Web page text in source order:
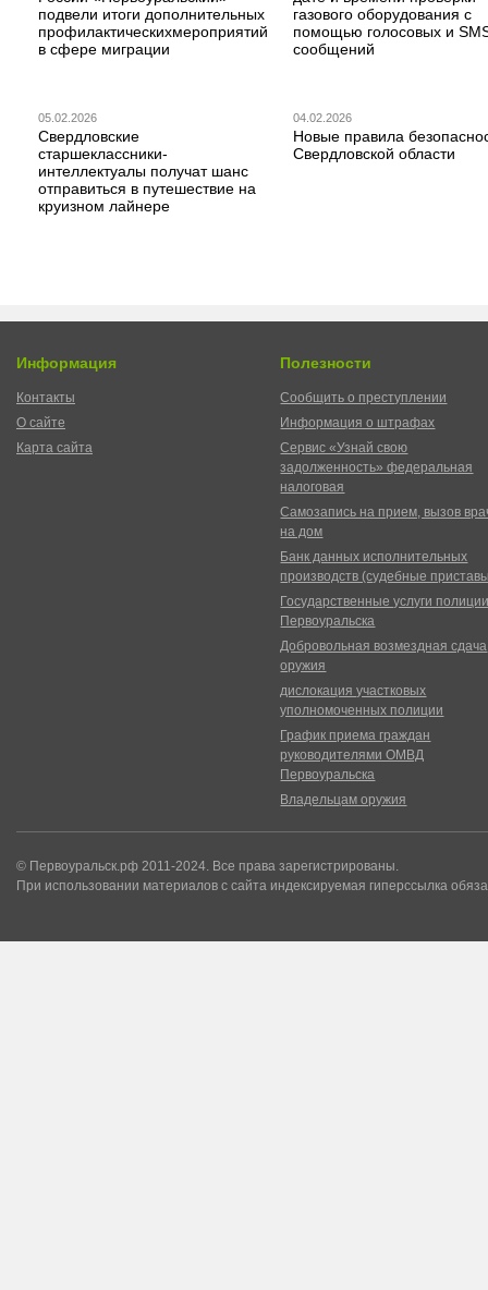
подвели итоги дополнительных
профилактическихмероприятий
в сфере миграции
газового оборудования с
помощью голосовых и
сообщений
05.02.2026
Свердловские
старшеклассники-
интеллектуалы получат шанс
отправиться в путешествие на
круизном лайнере
04.02.2026
Новые правила
Свердловской области
Информация
Контакты
О сайте
Карта сайта
Полезности
Сообщить о преступлении
Информация о штрафах
Сервис «Узнай свою
задолженность» федеральная
налоговая
Самозапись на прием, вызов
на дом
Банк данных исполнительных
производств (судебные
Государственные услуги
Первоуральска
Добровольная возмездная сдача
оружия
дислокация участковых
уполномоченных полиции
График приема граждан
руководителями ОМВД
Первоуральска
Владельцам оружия
© Первоуральск.рф 2011-2024. Все права зарегистрированы.
При использовании материалов с сайта индексируемая гиперссылка